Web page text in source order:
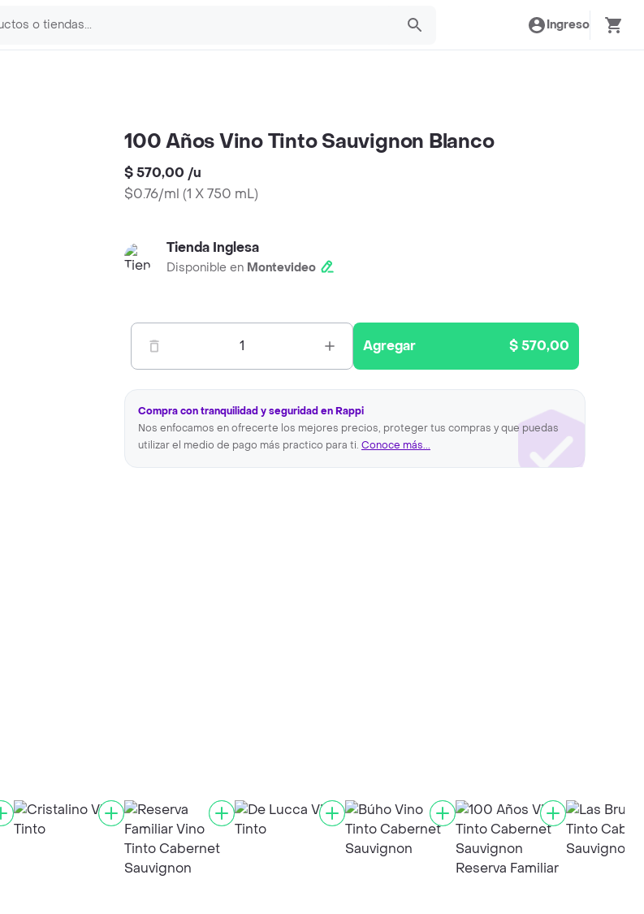
Ingreso
100 Años Vino Tinto Sauvignon Blanco
$ 570,00 /u
$0.76/ml (1 X 750 mL)
Tienda Inglesa
Disponible en Montevideo
1 Agregar $ 570,00
Compra con tranquilidad y seguridad en Rappi
Nos enfocamos en ofrecerte los mejores precios, proteger tus compras y que puedas
utilizar el medio de pago más practico para ti. Conoce más...